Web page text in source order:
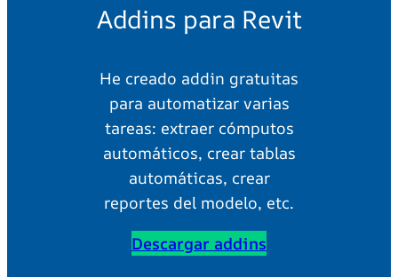
Addins para Revit
He creado addin gratuitas
para automatizar varias
tareas: extraer cómputos
automáticos, crear tablas
automáticas, crear
reportes del modelo, etc.
Descargar addins